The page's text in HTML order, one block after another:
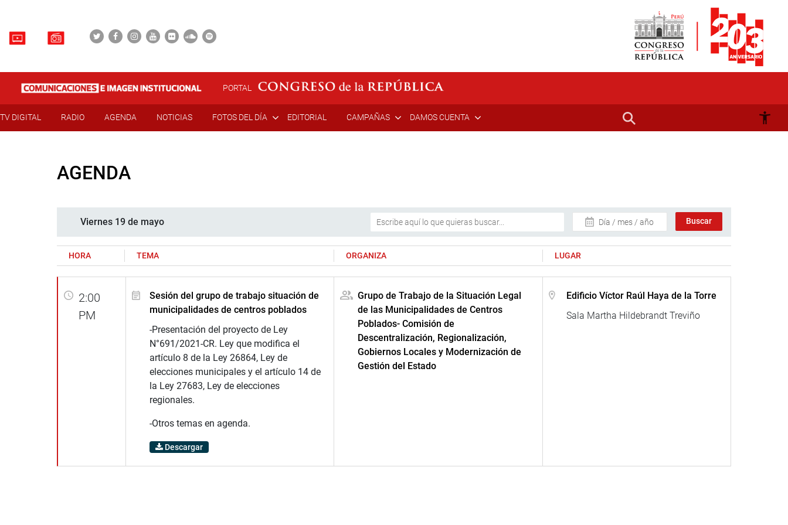
PORTAL
TV DIGITAL RADIO AGENDA NOTICIAS FOTOS DEL DÍA EDITORIAL CAMPAÑAS DAMOS CUENTA
AGENDA
Viernes 19 de mayo Día / mes / año
HORA TEMA ORGANIZA LUGAR
2:00
PM
Sesión del grupo de trabajo situación de
municipalidades de centros poblados
-Presentación del proyecto de Ley
N°691/2021-CR. Ley que modifica el
artículo 8 de la Ley 26864, Ley de
elecciones municipales y el artículo 14 de
la Ley 27683, Ley de elecciones
regionales.
-Otros temas en agenda.
Descargar
Grupo de Trabajo de la Situación Legal
de las Municipalidades de Centros
Poblados- Comisión de
Descentralización, Regionalización,
Gobiernos Locales y Modernización de
Gestión del Estado
Edificio Víctor Raúl Haya de la Torre
Sala Martha Hildebrandt Treviño